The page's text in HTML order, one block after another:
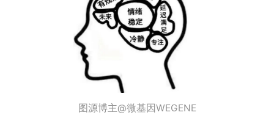
图源博主@微基因WEGENE